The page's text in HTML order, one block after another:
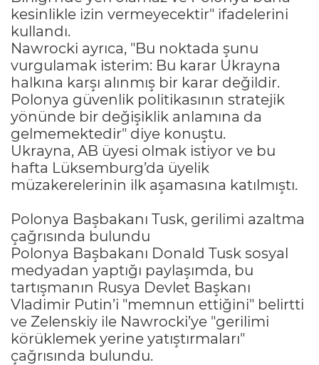
kesinlikle izin vermeyecektir" ifadelerini
kullandı.
Nawrocki ayrıca, "Bu noktada şunu
vurgulamak isterim: Bu karar Ukrayna
halkına karşı alınmış bir karar değildir.
Polonya güvenlik politikasının stratejik
yönünde bir değişiklik anlamına da
gelmemektedir" diye konuştu.
Ukrayna, AB üyesi olmak istiyor ve bu
hafta Lüksemburg’da üyelik
müzakerelerinin ilk aşamasına katılmıştı.
Polonya Başbakanı Tusk, gerilimi azaltma
çağrısında bulundu
Polonya Başbakanı Donald Tusk sosyal
medyadan yaptığı paylaşımda, bu
tartışmanın Rusya Devlet Başkanı
Vladimir Putin’i "memnun ettiğini" belirtti
ve Zelenskiy ile Nawrocki’ye "gerilimi
körüklemek yerine yatıştırmaları"
çağrısında bulundu.